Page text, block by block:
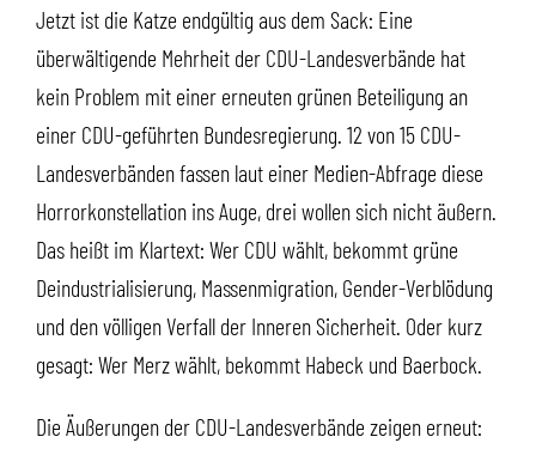
Jetzt ist die Katze endgültig aus dem Sack: Eine
überwältigende Mehrheit der CDU-Landesverbände hat
kein Problem mit einer erneuten grünen Beteiligung an
einer CDU-geführten Bundesregierung. 12 von 15 CDU-
Landesverbänden fassen laut einer Medien-Abfrage diese
Horrorkonstellation ins Auge, drei wollen sich nicht äußern.
Das heißt im Klartext: Wer CDU wählt, bekommt grüne
Deindustrialisierung, Massenmigration, Gender-Verblödung
und den völligen Verfall der Inneren Sicherheit. Oder kurz
gesagt: Wer Merz wählt, bekommt Habeck und Baerbock.
Die Äußerungen der CDU-Landesverbände zeigen erneut: